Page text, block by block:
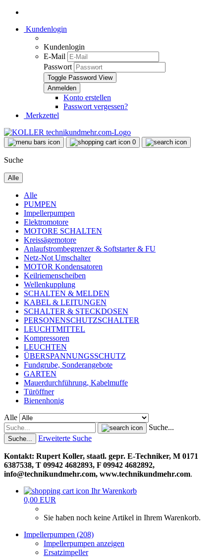
Kundenlogin
Kundenlogin
E-Mail
Passwort
Toggle Password View
Konto erstellen
Passwort vergessen?
Merkzettel
0
Suche
Alle
Alle
PUMPEN
Impellerpumpen
Elektromotore
MOTORE SCHALTEN
Kreissägemotore
Anlaufstrombegrenzer & Softstarter & FU
Netz-Not Umschalter
MOTOR Kondensatoren
Keilriemenscheiben
Wellenkupplung
SCHALTEN & MELDEN
KABEL & LEITUNGEN
SCHALTER & STECKDOSEN
PERSONENSCHUTZSCHALTER
LEUCHTMITTEL
Kompressoren
LEUCHTEN
ÜBERSPANNUNGSSCHUTZ
Fundgrube, Sonderangebote
GARTEN
Mauerdurchführung, Kabelmuffe
Türöffner
Bienenhonig
Alle
Suche...
Suche... Erweiterte Suche
Kontakt: Rupert Koller, staatl. gepr. E-Techniker, M 0171
6387538, T 09942 4682893, F 09942 4682892,
info@technikundmehr.com, www.technikundmehr.com.
Ihr Warenkorb
0,00 EUR
Sie haben noch keine Artikel in Ihrem Warenkorb.
Impellerpumpen (208)
Impellerpumpen anzeigen
Ersatzimpeller